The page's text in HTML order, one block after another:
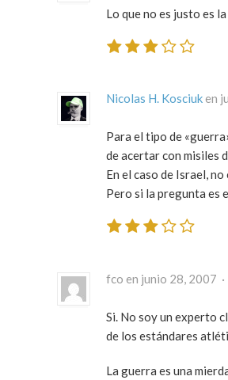
Lo que no es justo es
Nicolas H. Kosciuk en
Para el tipo de
de acertar con misiles
En el caso de Israel,
Pero si la pregunta es
fco en junio 28, 2007 ·
Si. No soy un experto
de los estándares
La guerra es una